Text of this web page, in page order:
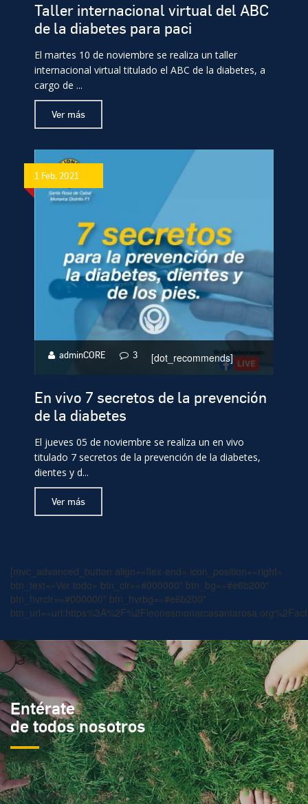
Taller internacional virtual del ABC
de la diabetes para paci
El martes 10 de noviembre se realiza un taller
internacional virtual titulado el ABC de la diabetes, a
cargo de ...
Ver más
1 Feb, 2021
adminCORE 3 [dot_recommends]
En vivo 7 secretos de la prevención
de la diabetes
El jueves 05 de noviembre se realiza un en vivo
titulado 7 secretos de la prevención de la diabetes,
dientes y d...
Ver más
[mvc_advanced_button align=»flex-end» icon_position=»right»
btn_text=»Ver todo» btn_clr=»#000000″ btn_bg=»#e6b200″
btn_hvrclr=»#000000″ btn_hvrbg=»#e6b200″
Entérate
de todos nosotros
[contact-form-7 id=»1187″]